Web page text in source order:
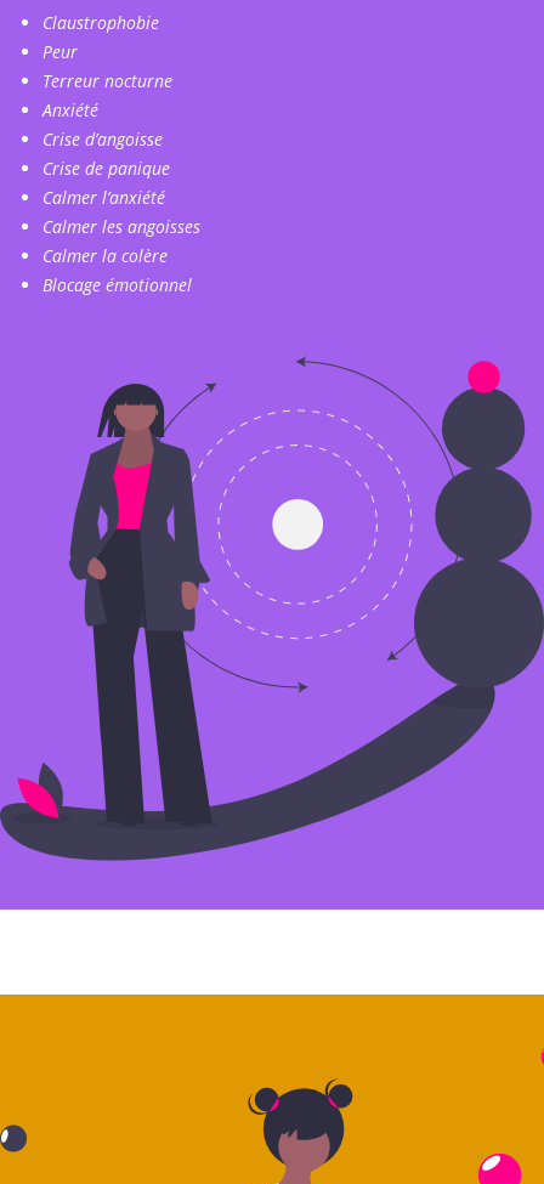
Claustrophobie
Peur
Terreur nocturne
Anxiété
Crise d’angoisse
Crise de panique
Calmer l’anxiété
Calmer les angoisses
Calmer la colère
Blocage émotionnel